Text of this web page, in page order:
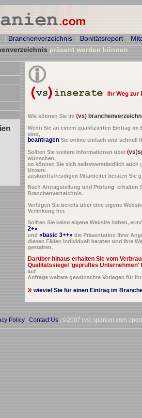
Branchenverzeichnis Bonitätsreport
präsent werden können
Wie können Sie im (vs)
Wenn Sie an einem qualifizierten Eintrag
sind,
beantragen Sie online einfach und schnell
Sollten Sie weitere Informationen über (vs)
wünschen,
so können Sie sich selbstverständlich auch
Unsere
auskunftsfreudigen Mitarbeiter beraten Sie
Nach Antragstellung und Prüfung erhalten
Branchenverzeichnis.
Verfügen Sie bereits über eine eigene
Verlinkung her.
Sollten Sie keine eigene Website haben,
2+»
und «basic 3++» die Präsentation Ihrer
diesen Fällen individuell beraten und Ihre
gestalten.
Darüber hinaus erhalten Sie vom
Qualitätssiegel 'geprüftes Unternehmen'
auf
Anfrage weitere gewünschte Vorlagen für
» wieviel Sie für einen Eintrag im
Policy Contact Us ©2007 (vs) spanien.com